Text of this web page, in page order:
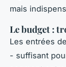
mais
Le budget :
Les entrées
- suffisant